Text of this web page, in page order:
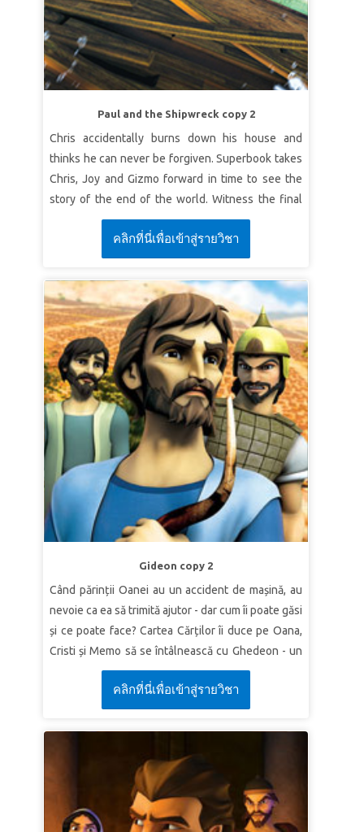
plin de îndurare cu toţi cei ce Te cheamă.” Psalmul
86:5 (VDC)
LECȚIA 2: DUMNEZEU AȘTEAPTĂ CU
RĂBDARE
Adevăr biblic:
Dumnezeu așteaptă cu răbdare să
„Iată, Eu stau la uşă şi bat. Dacă aude
cineva glasul Meu şi deschide uşa, voi intra la el,
voi cina cu el, şi el cu Mine.”
(VDC)
LECȚIA 3 O SĂRBĂTOARE ÎN CER
când Îi cerem lui Isus să ne ierte păcatele.
Verset:„Tot aşa, vă spun că va fi mai multă
bucurie în cer pentru un singur păcătos care se
pocăieşte, decât pentru nouăzeci şi nouă de
oameni neprihăniţi care n-au nevoie de
pocăinţă.”Luca 15:7 (VDC)
Paul and the Shipwreck copy 2
Chris accidentally burns down his house and
thinks he can never be forgiven. Superbook takes
Chris, Joy and Gizmo forward in time to see the
story of the end of the world. Witness the final
battle between Satan’s evil forces and God’s army
of angels. The children learn that the power of
God’s forgiveness and salvation will ultimately
defeat the forces of darkness. *Be sure to
preview the Bible story video for this course, as
some imagery may be too intense for young
children. The condensed version is less intense.
Also preview the Bible Background and the
Signposts videos.
LESSON 1: JESUS WILL RETURN
SuperTruth:
I will live my life knowing that Jesus
will come again.
SuperVerse:“Men of Galilee,” they said, “why
are you standing here staring into heaven? Jesus
has been taken from you into heaven, but
someday He will return from heaven in the same
way you saw Him go!”Acts 1:11 (NLT)
LESSON 2: SHOW GOD’S LOVE
I will help others and show them
God’s love.
SuperVerse:
“He will wipe every tear from their
eyes, and there will be no more death or sorrow
or crying or pain. All these things are gone
I will prepare others for the coming
SuperVerse:
“And behold, I am coming quickly,
คลิกที่นี่เพื่อเข้าสู่รายวิชา
Gideon copy 2
Când părinții Oanei au un accident de mașină, au
nevoie ca ea să trimită ajutor - dar cum îi poate găsi
și ce poate face? Cartea Cărților îi duce pe Oana,
Cristi și Memo să se întâlnească cu Ghedeon - un
erou neașteptat care se ascunde de dușmanii care
au cucerit Israelul. Ei asistă la transformarea lui
dintr-un laș într-un cuceritor care Îl urmează cu
îndrăzneală pe Dumnezeu atunci când alții se
îndepărtează de El. Copiii învață cum să găsească
curaj pentru a face față provocărilor.
LECȚIA 1: DUMNEZEU L-A ALES PE
GHEDEON
คลิกที่นี่เพื่อเข้าสู่รายวิชา